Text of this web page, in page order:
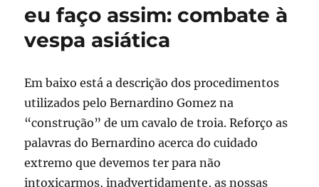
rainha
eu faço assim: combate à
vespa asiática
Em baixo está a descrição dos procedimentos
utilizados pelo Bernardino Gomez na
“construção” de um cavalo de troia. Reforço as
palavras do Bernardino acerca do cuidado
extremo que devemos ter para não
intoxicarmos, inadvertidamente, as nossas